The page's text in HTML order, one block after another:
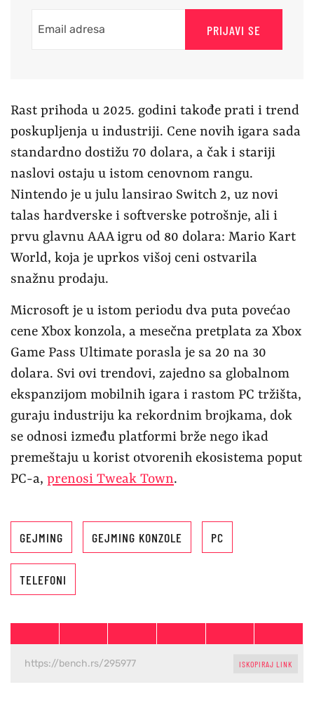
PRIJAVI SE
Rast prihoda u 2025. godini takođe prati i trend
poskupljenja u industriji. Cene novih igara sada
standardno dostižu 70 dolara, a čak i stariji
naslovi ostaju u istom cenovnom rangu.
Nintendo je u julu lansirao Switch 2, uz novi
talas hardverske i softverske potrošnje, ali i
prvu glavnu AAA igru od 80 dolara: Mario Kart
World, koja je uprkos višoj ceni ostvarila
snažnu prodaju.
Microsoft je u istom periodu dva puta povećao
cene Xbox konzola, a mesečna pretplata za Xbox
Game Pass Ultimate porasla je sa 20 na 30
dolara. Svi ovi trendovi, zajedno sa globalnom
ekspanzijom mobilnih igara i rastom PC tržišta,
guraju industriju ka rekordnim brojkama, dok
se odnosi između platformi brže nego ikad
premeštaju u korist otvorenih ekosistema poput
PC-a, prenosi Tweak Town.
GEJMING GEJMING KONZOLE PC
TELEFONI
ISKOPIRAJ LINK